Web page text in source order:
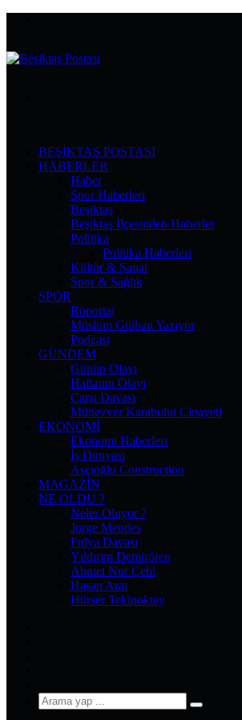
BEŞIKTAŞ POSTASI
HABERLER
Haber
Spor Haberleri
Beşiktaş
Beşiktaş İlçesinden Haberler
Politika
Politika Haberleri
Kültür & Sanat
Spor & Sağlık
SPOR
Röportaj
Müslüm Gülhan Yazıyor
Podcast
GÜNDEM
Günün Olayı
Haftanın Olayı
Çarşı Davası
Münevver Karabulut Cinayeti
EKONOMI
Ekonomi Haberleri
İş Dünyası
Aşçıoğlu Construction
MAGAZIN
NE OLDU ?
Neler Oluyor ?
Jorge Mendes
Fulya Davası
Yıldırım Demirören
Ahmet Nur Çebi
Hasan Arat
Hürser Tekinoktay
Arama